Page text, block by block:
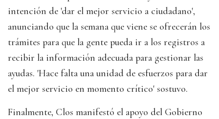
intención de 'dar el mejor servicio a ciudadano',
anunciando que la semana que viene se ofrecerán los
trámites para que la gente pueda ir a los registros a
recibir la información adecuada para gestionar las
ayudas. 'Hace falta una unidad de esfuerzos para dar
el mejor servicio en momento crítico' sostuvo.
Finalmente, Clos manifestó el apoyo del Gobierno